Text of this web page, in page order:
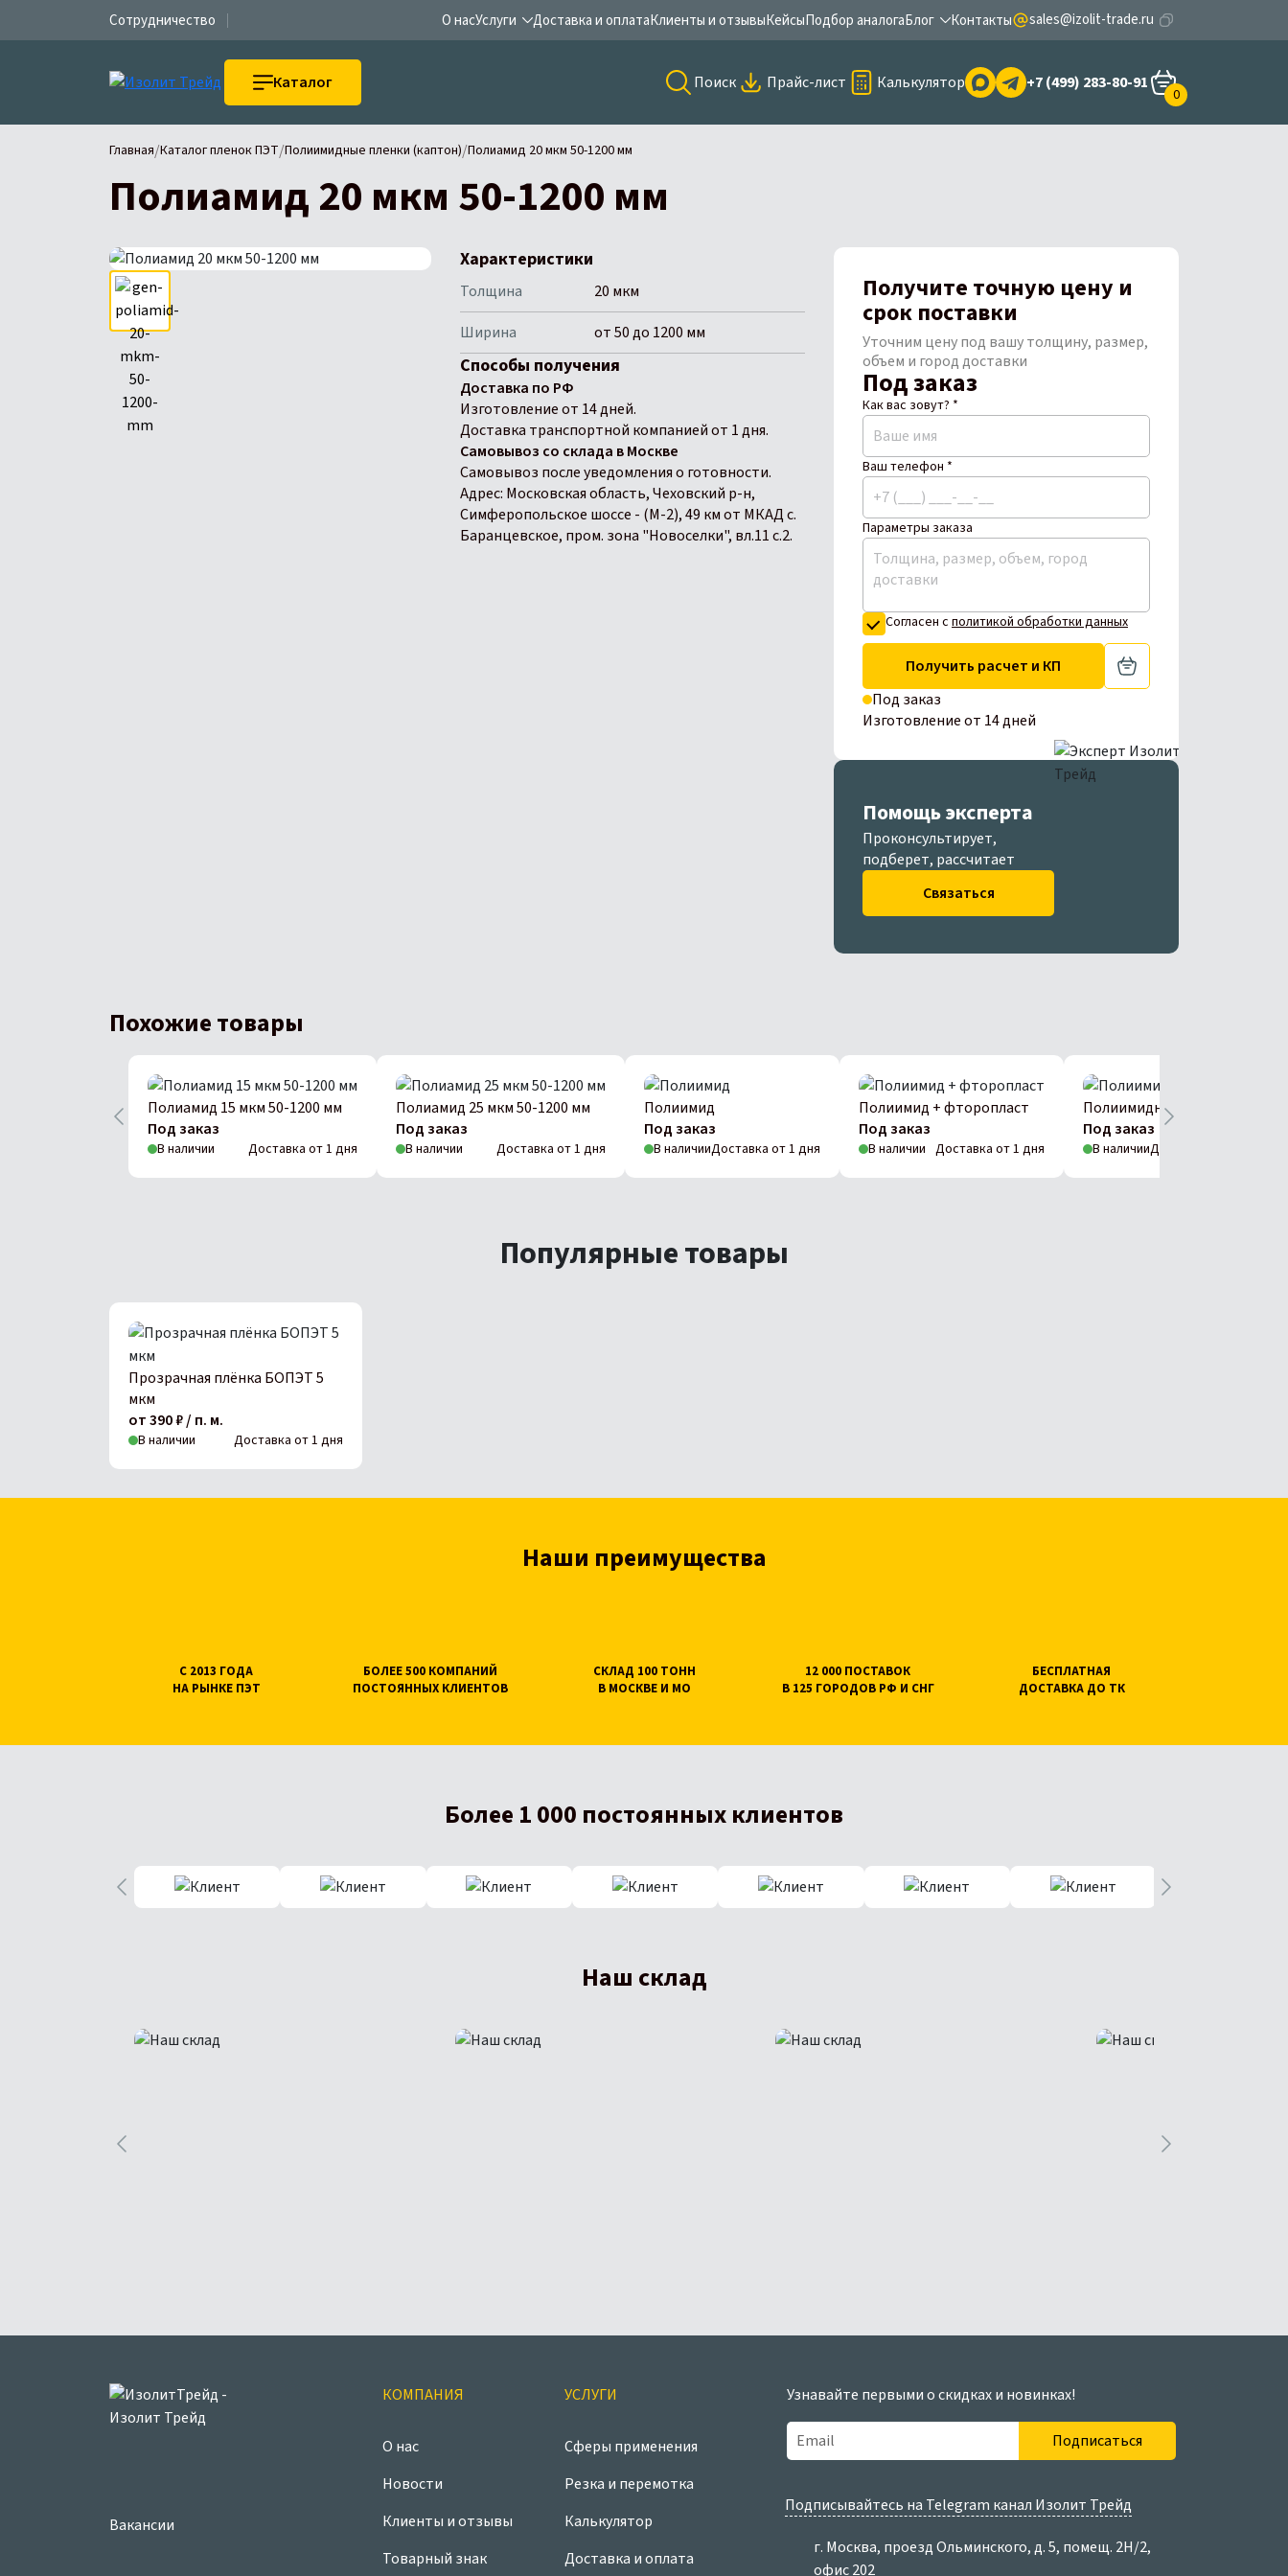
Сотрудничество О насУслуги Доставка и оплатаКлиенты и отзывыКейсыПодбор аналогаБлог Контакты sales@izolit-trade.ru
Каталог Поиск Прайс-лист Калькулятор +7 (499) 283-80-91
0
Главная/Каталог пленок ПЭТ/Полиимидные пленки (каптон)/Полиамид 20 мкм 50-1200 мм
Полиамид 20 мкм 50-1200 мм
Характеристики
Толщина
20 мкм
Ширина
от 50 до 1200 мм
Способы получения
Доставка по РФ
Изготовление от 14 дней.
Доставка транспортной компанией от 1 дня.
Самовывоз со склада в Москве
Самовывоз после уведомления о готовности.
Адрес: Московская область, Чеховский р-н,
Симферопольское шоссе - (М-2), 49 км от МКАД с.
Баранцевское, пром. зона "Новоселки", вл.11 с.2.
Получите точную цену и
срок поставки
Уточним цену под вашу толщину, размер,
объем и город доставки
Под заказ
Как вас зовут? *
Ваш телефон *
Параметры заказа
Согласен с политикой обработки данных
Получить расчет и КП
Под заказ
Изготовление от 14 дней
Помощь эксперта
Проконсультирует,
подберет, рассчитает
Связаться
Похожие товары
Полиамид 15 мкм 50-1200 мм
Под заказ
В наличии Доставка от 1 дня
Полиамид 25 мкм 50-1200 мм
Под заказ
В наличии Доставка от 1 дня
Полиимид
Под заказ
В наличииДоставка от 1 дня
Полиимид + фторопласт
Под заказ
В наличии Доставка от 1 дня
Полиимидная пленка
Под заказ
В наличииДоставка от 1 дня
Популярные товары
Прозрачная плёнка БОПЭТ 5
мкм
от 390 ₽ / п. м.
В наличии Доставка от 1 дня
Наши преимущества
С 2013 ГОДА
НА РЫНКЕ ПЭТ
БОЛЕЕ 500 КОМПАНИЙ
ПОСТОЯННЫХ КЛИЕНТОВ
СКЛАД 100 ТОНН
В МОСКВЕ И МО
12 000 ПОСТАВОК
В 125 ГОРОДОВ РФ И СНГ
БЕСПЛАТНАЯ
ДОСТАВКА ДО ТК
Более 1 000 постоянных клиентов
Наш склад
Вакансии
КОМПАНИЯ
О нас
Новости
Клиенты и отзывы
Товарный знак
УСЛУГИ
Сферы применения
Резка и перемотка
Калькулятор
Доставка и оплата
Узнавайте первыми о скидках и новинках!
Подписаться
Подписывайтесь на Telegram канал Изолит Трейд
г. Москва, проезд Ольминского, д. 5, помещ. 2Н/2,
офис 202